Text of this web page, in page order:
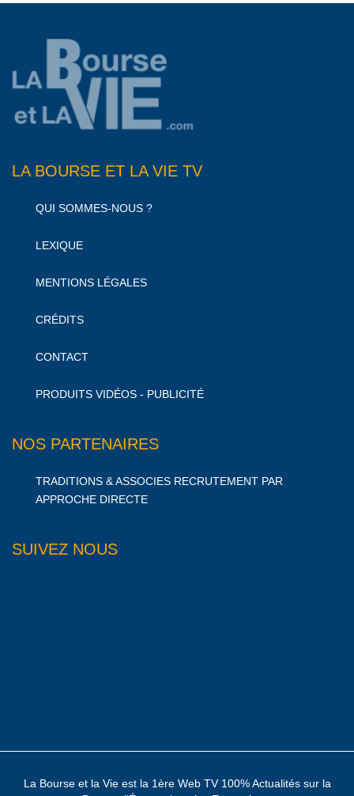
LA BOURSE ET LA VIE TV
QUI SOMMES-NOUS ?
LEXIQUE
MENTIONS LÉGALES
CRÉDITS
CONTACT
PRODUITS VIDÉOS - PUBLICITÉ
NOS PARTENAIRES
TRADITIONS & ASSOCIES RECRUTEMENT PAR
APPROCHE DIRECTE
SUIVEZ NOUS
La Bourse et la Vie est la 1ère Web TV 100% Actualités sur la